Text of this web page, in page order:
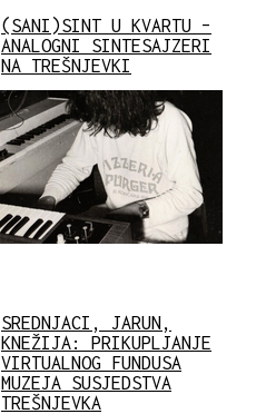
(SANI)SINT U KVARTU –
ANALOGNI SINTESAJZERI
NA TREŠNJEVKI
SREDNJACI, JARUN,
KNEŽIJA: PRIKUPLJANJE
VIRTUALNOG FUNDUSA
MUZEJA SUSJEDSTVA
TREŠNJEVKA